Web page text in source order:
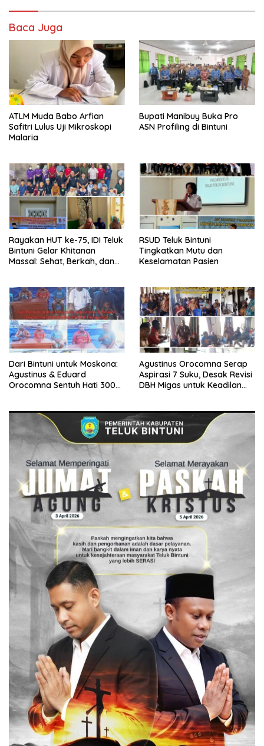
Baca Juga
ATLM Muda Babo Arfian
Safitri Lulus Uji Mikroskopi
Malaria
Bupati Manibuy Buka Pro
ASN Profiling di Bintuni
Rayakan HUT ke-75, IDI Teluk
Bintuni Gelar Khitanan
Massal: Sehat, Berkah, dan
RSUD Teluk Bintuni
Tingkatkan Mutu dan
Keselamatan Pasien
Dari Bintuni untuk Moskona:
Agustinus & Eduard
Orocomna Sentuh Hati 300
Agustinus Orocomna Serap
Aspirasi 7 Suku, Desak Revisi
DBH Migas untuk Keadilan